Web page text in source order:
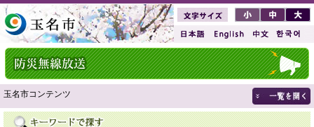
玉名市コンテンツ